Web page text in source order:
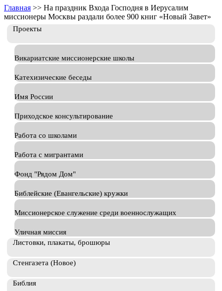
Главная >> На праздник Входа Господня в Иерусалим
миссионеры Москвы раздали более 900 книг «Новый Завет»
Проекты
Викариатские миссионерские школы
Катехизические беседы
Имя России
Приходское консультирование
Работа со школами
Работа с мигрантами
Фонд "Рядом Дом"
Библейские (Евангельские) кружки
Миссионерское служение среди военнослужащих
Уличная миссия
Листовки, плакаты, брошюры
Стенгазета (Новое)
Библия